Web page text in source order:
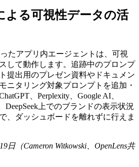
よる可視性データの活
たアプリ内エージェントは、可視
して動作します。追跡中のプロンプ
提出用のプレゼン資料やドキュメン
ニタリング対象プロンプトを追加・
、Perplexity、Google AI、
DeepSeek上でのブランドの表示状況
、ダッシュボードを離れずに行えま
日（Cameron Witkowski、OpenLens共